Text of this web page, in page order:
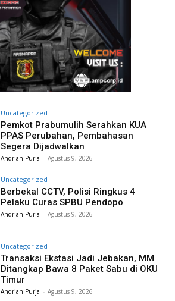
Uncategorized
Pemkot Prabumulih Serahkan KUA
PPAS Perubahan, Pembahasan
Segera Dijadwalkan
Andrian Purja - Agustus 9, 2026
Uncategorized
Berbekal CCTV, Polisi Ringkus 4
Pelaku Curas SPBU Pendopo
Andrian Purja - Agustus 9, 2026
Uncategorized
Transaksi Ekstasi Jadi Jebakan, MM
Ditangkap Bawa 8 Paket Sabu di OKU
Timur
Andrian Purja - Agustus 9, 2026